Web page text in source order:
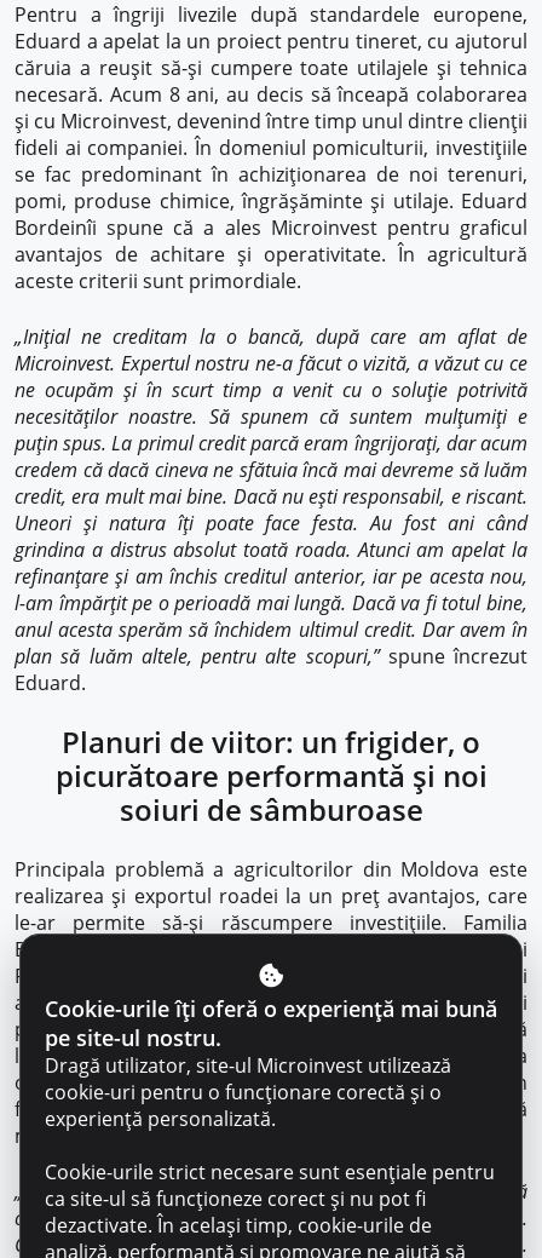
Pentru a îngriji livezile după standardele europene,
Eduard a apelat la un proiect pentru tineret, cu ajutorul
căruia a reușit să-și cumpere toate utilajele și tehnica
necesară. Acum 8 ani, au decis să înceapă colaborarea
și cu Microinvest, devenind între timp unul dintre clienții
fideli ai companiei. În domeniul pomiculturii, investițiile
se fac predominant în achiziționarea de noi terenuri,
pomi, produse chimice, îngrășăminte și utilaje. Eduard
Bordeinîi spune că a ales Microinvest pentru graficul
avantajos de achitare și operativitate. În agricultură
aceste criterii sunt primordiale.
„Inițial ne creditam la o bancă, după care am aflat de
Microinvest. Expertul nostru ne-a făcut o vizită, a văzut cu ce
ne ocupăm și în scurt timp a venit cu o soluție potrivită
necesităților noastre. Să spunem că suntem mulțumiți e
puțin spus. La primul credit parcă eram îngrijorați, dar acum
credem că dacă cineva ne sfătuia încă mai devreme să luăm
credit, era mult mai bine. Dacă nu ești responsabil, e riscant.
Uneori și natura îți poate face festa. Au fost ani când
grindina a distrus absolut toată roada. Atunci am apelat la
refinanțare și am închis creditul anterior, iar pe acesta nou,
l-am împărțit pe o perioadă mai lungă. Dacă va fi totul bine,
anul acesta sperăm să închidem ultimul credit. Dar avem în
plan să luăm altele, pentru alte scopuri,”spune încrezut
Eduard.
Planuri de viitor: un frigider, o
picurătoare performantă și noi
soiuri de sâmburoase
Principala problemă a agricultorilor din Moldova este
realizarea și exportul roadei la un preț avantajos, care
le-ar permite să-și răscumpere investițiile. Familia
Bordeinîi își vinde merele prin intermediari, în Rusia și
România, iar prețul nu întotdeauna este cel mai
avantajos. Mai nou, au început să vândă merele și
proprietarilor de frigidere, care pot să le păstreze și să
le scoată în vânzare primăvara, când prețul e de câteva
ori mai mare. De aici a și venit ideea de a construi un
frigider propriu, pentru păstrarea fructelor o perioadă
mai îndelungată.
„Avem planuri mari de extindere. Primul din ele este să
construim o fântână arteziană și o picurătoare performantă.
Cu fiecare an timpul e tot mai imprevizibil, verile secetoase.
Cookie-urile îți oferă o experiență mai bună
pe site-ul nostru.
Dragă utilizator, site-ul Microinvest utilizează
cookie-uri pentru o funcționare corectă și o
experiență personalizată.
Cookie-urile strict necesare sunt esențiale pentru
ca site-ul să funcționeze corect și nu pot fi
dezactivate. În același timp, cookie-urile de
analiză, performanță și promovare ne ajută să